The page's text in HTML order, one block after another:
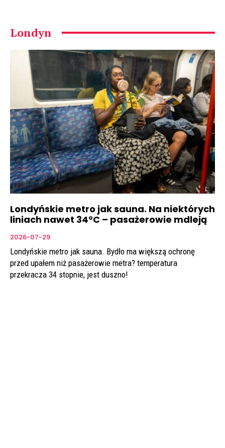
Londyn
Londyńskie metro jak sauna. Na niektórych
liniach nawet 34°C – pasażerowie mdleją
2026-07-29
Londyńskie metro jak sauna. Bydło ma większą ochronę
przed upałem niż pasażerowie metra? temperatura
przekracza 34 stopnie, jest duszno!